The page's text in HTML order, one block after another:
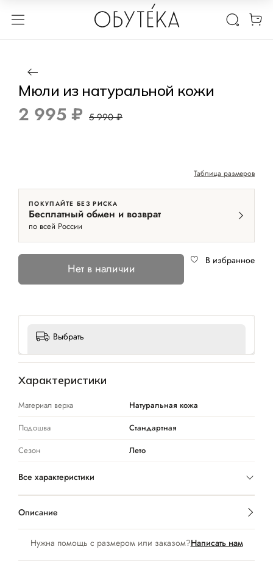
1 / 4
Мюли из натуральной кожи
2 995 ₽ 5 990 ₽
Таблица размеров
ПОКУПАЙТЕ БЕЗ РИСКА
Бесплатный обмен и возврат
по всей России
Нет в наличии
В избранное
Выбрать
Нужна помощь с размером или заказом?Написать нам
Характеристики
Материал верха
Натуральная кожа
Подошва
Стандартная
Сезон
Лето
Все характеристики
Описание